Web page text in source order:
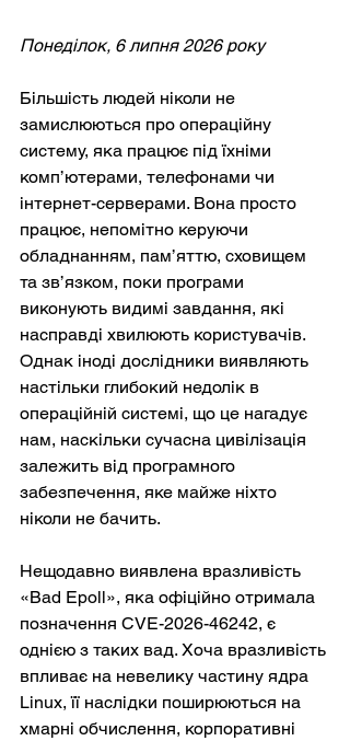
Понеділок, 6 липня 2026 року
Більшість людей ніколи не
замислюються про операційну
систему, яка працює під їхніми
комп’ютерами, телефонами чи
інтернет-серверами. Вона просто
працює, непомітно керуючи
обладнанням, пам’яттю, сховищем
та зв’язком, поки програми
виконують видимі завдання, які
насправді хвилюють користувачів.
Однак іноді дослідники виявляють
настільки глибокий недолік в
операційній системі, що це нагадує
нам, наскільки сучасна цивілізація
залежить від програмного
забезпечення, яке майже ніхто
ніколи не бачить.
Нещодавно виявлена вразливість
«Bad Epoll», яка офіційно отримала
позначення CVE-2026-46242, є
однією з таких вад. Хоча вразливість
впливає на невелику частину ядра
Linux, її наслідки поширюються на
хмарні обчислення, корпоративні